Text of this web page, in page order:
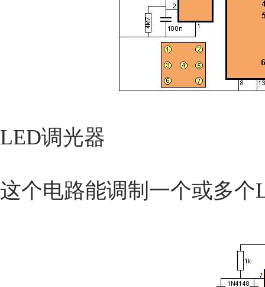
LED调光器
这个电路能调制一个或多个